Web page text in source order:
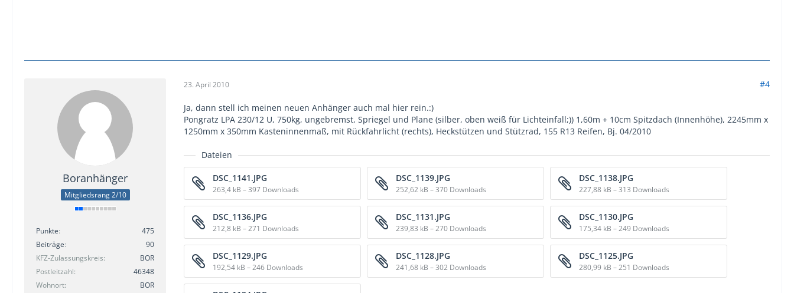
Boranhänger
Mitgliedsrang 2/10
Punkte
475
Beiträge
90
KFZ-Zulassungskreis
BOR
Postleitzahl
46348
Wohnort
BOR
23. April 2010 #4
Ja, dann stell ich meinen neuen Anhänger auch mal hier rein.:)
Pongratz LPA 230/12 U, 750kg, ungebremst, Spriegel und Plane (silber, oben weiß für Lichteinfall;)) 1,60m + 10cm Spitzdach (Innenhöhe), 2245mm x
1250mm x 350mm Kasteninnenmaß, mit Rückfahrlicht (rechts), Heckstützen und Stützrad, 155 R13 Reifen, Bj. 04/2010
Dateien
DSC_1141.JPG
263,4 kB – 397 Downloads
DSC_1139.JPG
252,62 kB – 370 Downloads
DSC_1138.JPG
227,88 kB – 313 Downloads
DSC_1136.JPG
212,8 kB – 271 Downloads
DSC_1131.JPG
239,83 kB – 270 Downloads
DSC_1130.JPG
175,34 kB – 249 Downloads
DSC_1129.JPG
192,54 kB – 246 Downloads
DSC_1128.JPG
241,68 kB – 302 Downloads
DSC_1125.JPG
280,99 kB – 251 Downloads